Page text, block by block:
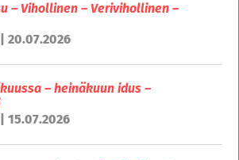
– Vihollinen – Verivihollinen –
20.07.2026
– heinäkuun idus –
15.07.2026